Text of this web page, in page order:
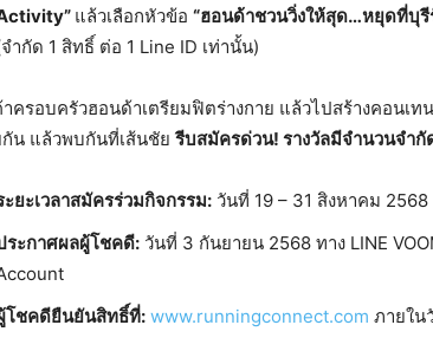
แล้วเลือกหัวข้อ “ฮอนด้าชวนวิ่งให้สุด…หยุดที่บุรี
ำกัด 1 สิทธิ์ ต่อ 1 Line ID เท่านั้น)
ครอบครัวฮอนด้าเตรียมฟิตร่างกาย แล้วไปสร้างคอนเท
น แล้วพบกันที่เส้นชัย รีบสมัครด่วน! รางวัลมีจำนวนจำกั
ะยะเวลาสมัครร่วมกิจกรรม: วันที่ 19 – 31 สิงหาคม 2568
ระกาศผลผู้โชคดี: วันที่ 3 กันยายน 2568 ทาง LINE
โชคดียืนยันสิทธิ์ที่: www.runningconnect.com ภายใน